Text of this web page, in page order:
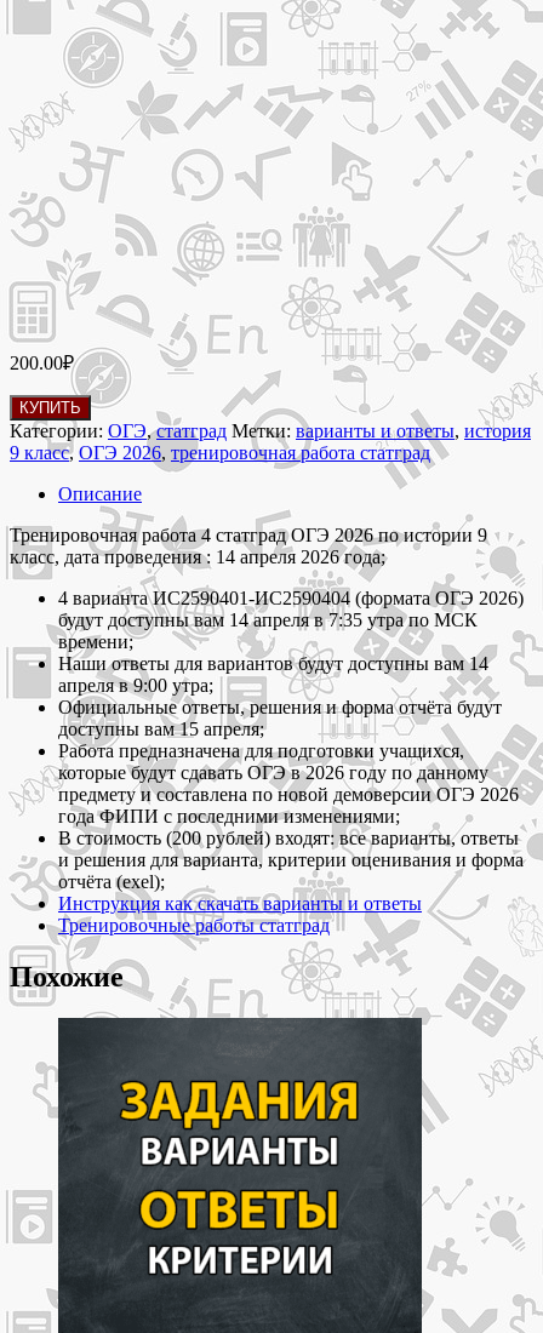
200.00₽
Количество
товара
14
2026
Тренировочная
работа
4
статград
истории
9
класс
2026
варианты
ИС2590401-
ИС2590404
и
ответы
КУПИТЬ
Категории: ОГЭ,статград Метки: варианты и ответы, история
9 класс, ОГЭ 2026, тренировочная работа статград
Описание
Тренировочная работа 4 статград ОГЭ 2026 по истории 9
класс, дата проведения : 14 апреля 2026 года;
4 варианта ИС2590401-ИС2590404 (формата ОГЭ 2026)
будут доступны вам 14 апреля в 7:35 утра по МСК
времени;
Наши ответы для вариантов будут доступны вам 14
апреля в 9:00 утра;
Официальные ответы, решения и форма отчёта будут
доступны вам 15 апреля;
Работа предназначена для подготовки учащихся,
которые будут сдавать ОГЭ в 2026 году по данному
предмету и составлена по новой демоверсии ОГЭ 2026
года ФИПИ с последними изменениями;
В стоимость (200 рублей) входят: все варианты, ответы
и решения для варианта, критерии оценивания и форма
отчёта (exel);
Инструкция как скачать варианты и ответы
Тренировочные работы статград
Похожие